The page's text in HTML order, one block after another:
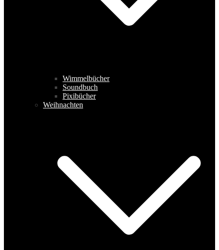
Wimmelbücher
Soundbuch
Pixibücher
Weihnachten